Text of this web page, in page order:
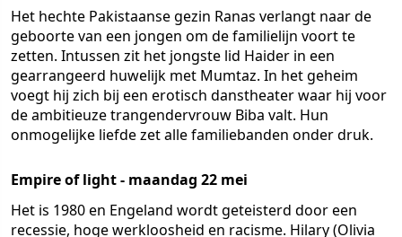
Het hechte Pakistaanse gezin Ranas verlangt naar de
geboorte van een jongen om de familielijn voort te
zetten. Intussen zit het jongste lid Haider in een
gearrangeerd huwelijk met Mumtaz. In het geheim
voegt hij zich bij een erotisch danstheater waar hij voor
de ambitieuze trangendervrouw Biba valt. Hun
onmogelijke liefde zet alle familiebanden onder druk.
Empire of light - maandag 22 mei
Het is 1980 en Engeland wordt geteisterd door een
recessie, hoge werkloosheid en racisme. Hilary (Olivia